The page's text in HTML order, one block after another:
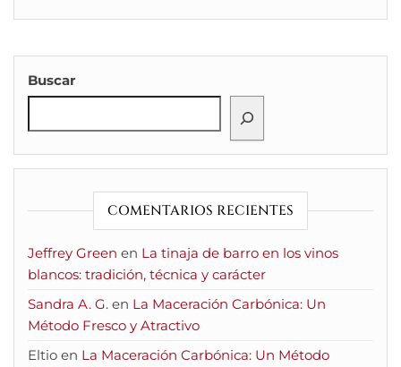
Buscar
COMENTARIOS RECIENTES
Jeffrey Green en La tinaja de barro en los vinos
blancos: tradición, técnica y carácter
Sandra A. G. en La Maceración Carbónica: Un
Método Fresco y Atractivo
Eltio en La Maceración Carbónica: Un Método